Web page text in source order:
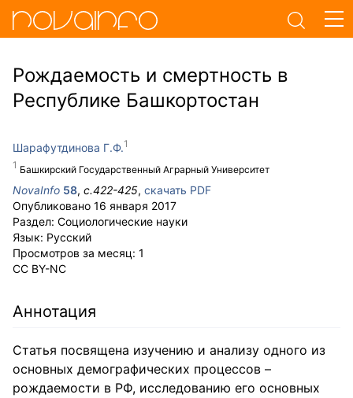
Рождаемость и смертность в
Республике Башкортостан
Шарафутдинова Г.Ф.
Башкирский Государственный Аграрный Университет
NovaInfo 58, с.422-425, скачать PDF
Опубликовано 16 января 2017
Раздел: Социологические науки
Язык: Русский
Просмотров за месяц: 1
CC BY-NC
Аннотация
Статья посвящена изучению и анализу одного из
основных демографических процессов –
рождаемости в РФ, исследованию его основных